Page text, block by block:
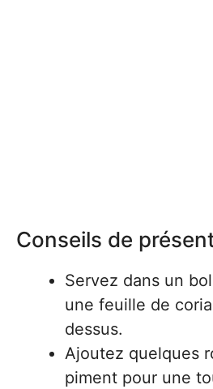
Conseils de
Servez dans un
une feuille de
dessus.
Ajoutez quelques
piment pour une